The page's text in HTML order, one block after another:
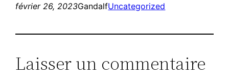
février 26, 2023GandalfUncategorized
Laisser un commentaire